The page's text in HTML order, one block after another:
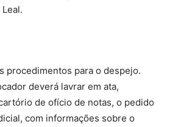
procedimentos para o despejo.
deverá lavrar em ata,
de ofício de notas, o pedido
com informações sobre o